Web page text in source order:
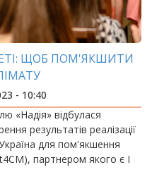
ЩОБ ПОМ'ЯКШИТИ
- 10:40
«Надія» відбулася
результатів реалізації
для пом'якшення
партнером якого є І